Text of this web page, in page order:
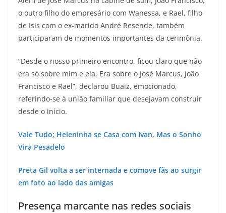
o outro filho do empresário com Wanessa, e Rael, filho
de Isis com o ex-marido André Resende, também
participaram de momentos importantes da cerimônia.
“Desde o nosso primeiro encontro, ficou claro que não
era só sobre mim e ela. Era sobre o José Marcus, João
Francisco e Rael”, declarou Buaiz, emocionado,
referindo-se à união familiar que desejavam construir
desde o início.
Vale Tudo; Heleninha se Casa com Ivan, Mas o Sonho
Vira Pesadelo
Preta Gil volta a ser internada e comove fãs ao surgir
em foto ao lado das amigas
Presença marcante nas redes sociais